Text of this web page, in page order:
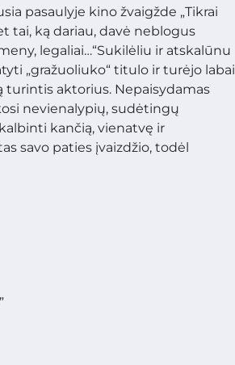
pasaulyje kino žvaigžde „Tikrai
tai, ką dariau, davė neblogus
legaliai…“Sukilėliu ir atskalūnu
„gražuoliuko“ titulo ir turėjo labai
aktorius. Nepaisydamas
nevienalypių, sudėtingų
kančią, vienatvę ir
savo paties įvaizdžio, todėl